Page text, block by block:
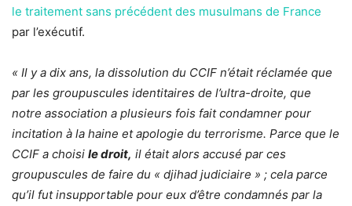
le traitement sans précédent des musulmans de France
par l’exécutif.
« Il y a dix ans, la dissolution du CCIF n’était réclamée que
par les groupuscules identitaires de l’ultra-droite, que
notre association a plusieurs fois fait condamner pour
incitation à la haine et apologie du terrorisme. Parce que le
CCIF a choisi le droit, il était alors accusé par ces
groupuscules de faire du « djihad judiciaire » ; cela parce
qu’il fut insupportable pour eux d’être condamnés par la